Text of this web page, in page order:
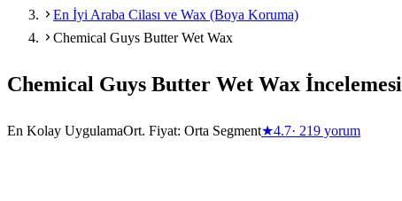
En İyi Araba Cilası ve Wax (Boya Koruma)
Chemical Guys Butter Wet Wax
Chemical Guys Butter Wet Wax İncelemesi
En Kolay UygulamaOrt. Fiyat: Orta Segment★4.7· 219 yorum